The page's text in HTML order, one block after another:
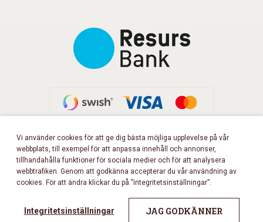
FÖLJ OSS PÅ FACEBOOK!
Vi använder cookies för att ge dig bästa möjliga upplevelse på vår
webbplats, till exempel för att anpassa innehåll och annonser,
tillhandahålla funktioner för sociala medier och för att analysera
webbtrafiken. Genom att godkänna accepterar du vår användning av
cookies. För att ändra klickar du på ”integritetsinställningar”.
Integritetsinställningar JAG GODKÄNNER